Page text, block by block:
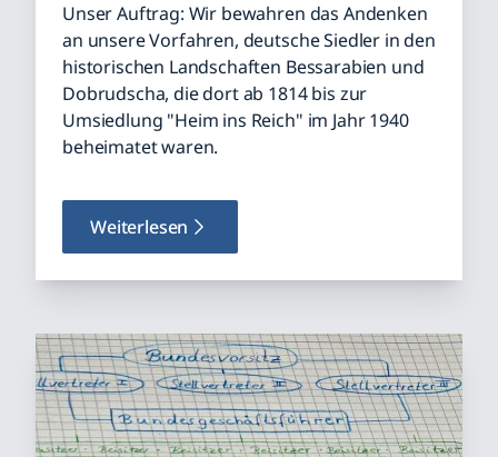
Unser Auftrag: Wir bewahren das Andenken
an unsere Vorfahren, deutsche Siedler in den
historischen Landschaften Bessarabien und
Dobrudscha, die dort ab 1814 bis zur
Umsiedlung "Heim ins Reich" im Jahr 1940
beheimatet waren.
Weiterlesen